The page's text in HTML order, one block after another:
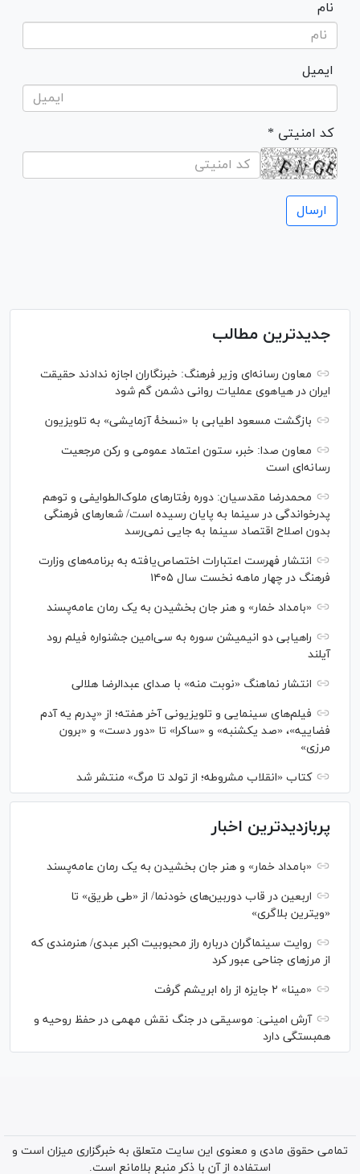
نام
ایمیل
* کد امنیتی
جدیدترین مطالب
معاون رسانه‌ای وزیر فرهنگ: خبرنگاران اجازه ندادند حقیقت
ایران در هیاهوی عملیات روانی دشمن گم شود
بازگشت مسعود اطیابی با «نسخهٔ آزمایشی» به تلویزیون
معاون صدا: خبر، ستون اعتماد عمومی و رکن مرجعیت
رسانه‌ای است
محمدرضا مقدسیان: دوره رفتارهای ملوک‌الطوایفی و توهم
پدرخواندگی در سینما به پایان رسیده است/ شعارهای فرهنگی
بدون اصلاح اقتصاد سینما به جایی نمی‌رسد
انتشار فهرست اعتبارات اختصاص‌یافته به برنامه‌های وزارت
فرهنگ در چهار ماهه نخست سال ۱۴۰۵
«بامداد خمار» و هنر جان بخشیدن به یک رمان عامه‌پسند
راهیابی دو انیمیشن سوره به سی‌امین جشنواره فیلم رود
آیلند
انتشار نماهنگ «نوبت منه» با صدای عبدالرضا هلالی
فیلم‌های سینمایی و تلویزیونی آخر هفته؛ از «پدرم یه آدم
فضاییه»، «صد یکشنبه» و «ساکرا» تا «دور دست» و «برون
مرزی»
کتاب «انقلاب مشروطه؛ از تولد تا مرگ» منتشر شد
پربازدیدترین اخبار
«بامداد خمار» و هنر جان بخشیدن به یک رمان عامه‌پسند
اربعین در قاب دوربین‌های خودنما/ از «طی طریق» تا
«ویترین بلاگری»
روایت سینماگران درباره راز محبوبیت اکبر عبدی/ هنرمندی که
از مرزهای جناحی عبور کرد
«مینا» ۲ جایزه از راه ابریشم گرفت
آرش امینی: موسیقی در جنگ نقش مهمی در حفظ روحیه و
همبستگی دارد
تمامی حقوق مادی و معنوی این سایت متعلق به خبرگزاری میزان است و
استفاده از آن با ذکر منبع بلامانع است.